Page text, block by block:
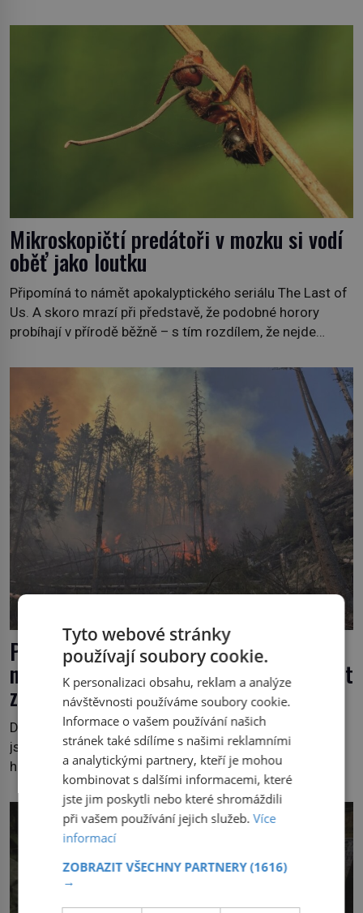
bezvýznamná. Teprve když se spojí s dalšími desítkami
tisíc příslušnic svého včelstva, vznikne jeden z
nejdokonalejších organismů […]
Mikroskopičtí predátoři v mozku si vodí
oběť jako loutku
Připomíná to námět apokalyptického seriálu The Last of
Us. A skoro mrazí při představě, že podobné horory
probíhají v přírodě běžně – s tím rozdílem, že nejde
dokáže ovládat jen vývojově nesrovnatelně jednodušší
živočichy, než je člověk. Najít skutečné zombie není nic
nemožného ani v naší přírodě. […]
Požárů v Evropě přibývá, Česko
nevyjímaje. Do roku 2100 se jejich počet
zdvojnásobí
Do Českého Švýcarska se vrátil oheň. Plameny z jara
jsou sice bezpečně uhašeny, znovu ale vzplály varovné
hlasy volající po krocích, které by vzrůstající riziko
lesních požárů do budoucna minimalizovaly. Lesní
požáry už nejsou problémem pouze vzdáleného
Středomoří. S oteplujícím se klimatem, vysušenou
krajinou a desetiletími lidských zásahů se z nich stává
nový evropský normál […]
Tyto webové stránky
používají soubory cookie.
K personalizaci obsahu, reklam a analýze
návštěvnosti používáme soubory cookie.
Informace o vašem používání našich
stránek také sdílíme s našimi reklamními
a analytickými partnery, kteří je mohou
kombinovat s dalšími informacemi, které
jste jim poskytli nebo které shromáždili
při vašem používání jejich služeb.Více
informací
ZOBRAZIT VŠECHNY PARTNERY(1616)
→